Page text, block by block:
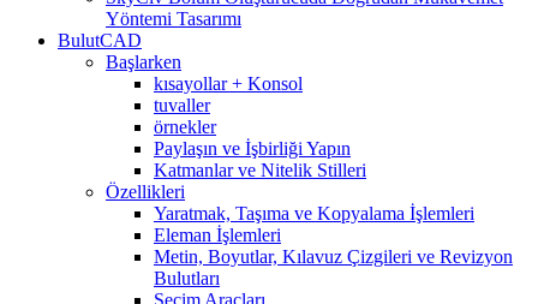
Yöntemi Tasarımı
BulutCAD
Başlarken
kısayollar + Konsol
tuvaller
örnekler
Paylaşın ve İşbirliği Yapın
Katmanlar ve Nitelik Stilleri
Özellikleri
Yaratmak, Taşıma ve Kopyalama İşlemleri
Eleman İşlemleri
Metin, Boyutlar, Kılavuz Çizgileri ve Revizyon
Bulutları